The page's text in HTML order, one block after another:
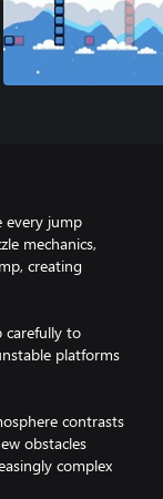
every jump
mechanics,
creating
carefully to
platforms
contrasts
obstacles
complex